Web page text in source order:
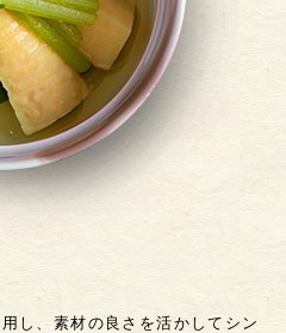
し、素材の良さを活かしてシン